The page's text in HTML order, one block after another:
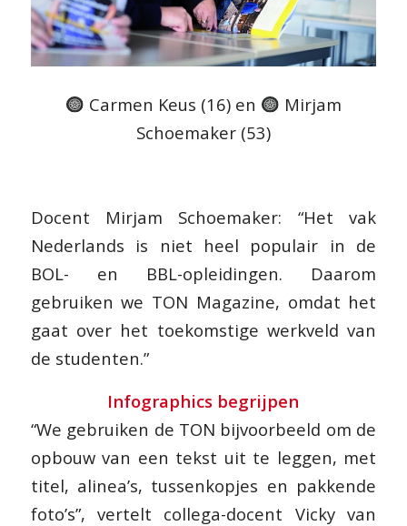
Carmen Keus (16) en
Mirjam
Schoemaker (53)
Docent Mirjam Schoemaker: “Het vak
Nederlands is niet heel populair in de
BOL- en BBL-opleidingen. Daarom
gebruiken we TON Magazine, omdat het
gaat over het toekomstige werkveld van
de studenten.”
Infographics begrijpen
“We gebruiken de TON bijvoorbeeld om de
opbouw van een tekst uit te leggen, met
titel, alinea’s, tussenkopjes en pakkende
foto’s”, vertelt collega-docent Vicky van